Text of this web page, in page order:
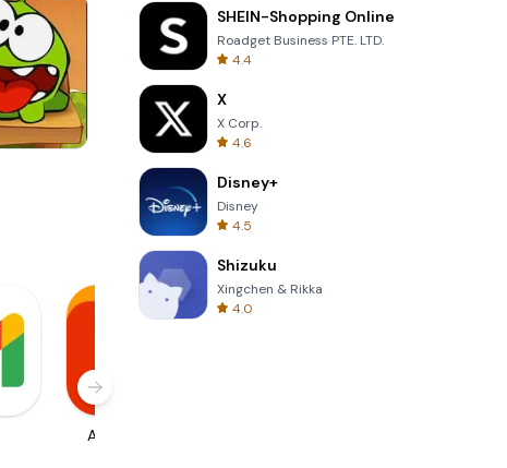
AliExpress
SHEIN-Shopping Online
Roadget Business PTE. LTD.
4.4
X
X Corp.
4.6
Disney+
Disney
4.5
Shizuku
Xingchen & Rikka
4.0